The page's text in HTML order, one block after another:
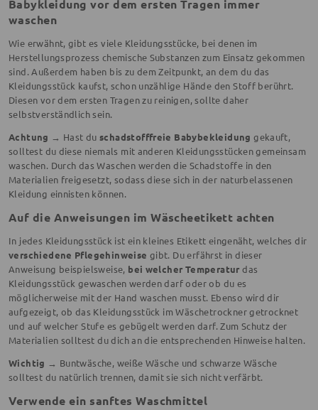
Babykleidung vor dem ersten Tragen immer
waschen
Wie erwähnt, gibt es viele Kleidungsstücke, bei denen im
Herstellungsprozess chemische Substanzen zum Einsatz gekommen
sind. Außerdem haben bis zu dem Zeitpunkt, an dem du das
Kleidungsstück kaufst, schon unzählige Hände den Stoff berührt.
Diesen vor dem ersten Tragen zu reinigen, sollte daher
selbstverständlich sein.
Achtung → Hast duschadstofffreie Babybekleidunggekauft,
solltest du diese niemals mit anderen Kleidungsstücken gemeinsam
waschen. Durch das Waschen werden die Schadstoffe in den
Materialien freigesetzt, sodass diese sich in der naturbelassenen
Kleidung einnisten können.
Auf die Anweisungen im Wäscheetikett achten
In jedes Kleidungsstück ist ein kleines Etikett eingenäht, welches dir
verschiedene Pflegehinweise gibt. Du erfährst in dieser
Anweisung beispielsweise, bei welcher Temperatur das
Kleidungsstück gewaschen werden darf oder ob du es
möglicherweise mit der Hand waschen musst. Ebenso wird dir
aufgezeigt, ob das Kleidungsstück im Wäschetrockner getrocknet
und auf welcher Stufe es gebügelt werden darf. Zum Schutz der
Materialien solltest du dich an die entsprechenden Hinweise halten.
Wichtig → Buntwäsche, weiße Wäsche und schwarze Wäsche
solltest du natürlich trennen, damit sie sich nicht verfärbt.
Verwende ein sanftes Waschmittel